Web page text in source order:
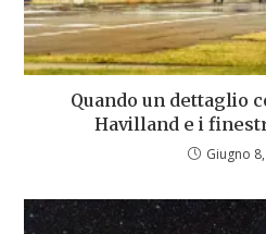
Quando un dettaglio
Havilland e i
Giugno